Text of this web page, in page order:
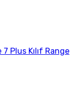
Plus Kılıf Range